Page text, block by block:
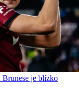
Brunese je blízko